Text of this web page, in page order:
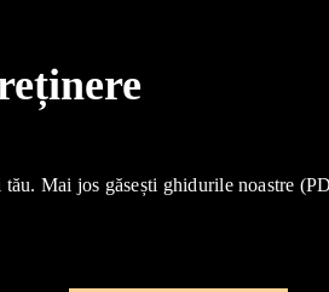
Mai jos găsești ghidurile noastre